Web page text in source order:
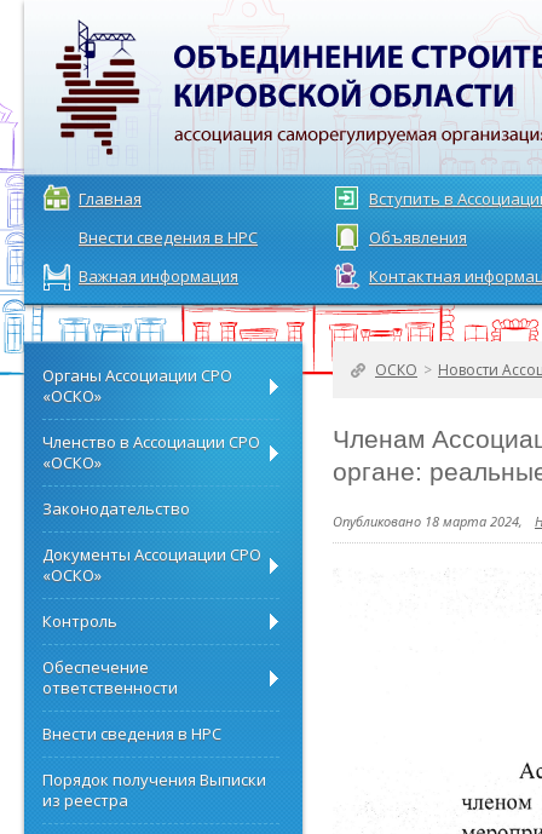
Главная
Вступить в
Внести сведения в НРС
Объявления
Важная информация
Контактная
ОСКО > Новости
Членам
органе:
Опубликовано 18 марта 2024,
Органы Ассоциации СРО
«ОСКО»
Членство в Ассоциации СРО
«ОСКО»
Законодательство
Документы Ассоциации СРО
«ОСКО»
Контроль
Обеспечение
ответственности
Внести сведения в НРС
Порядок получения Выписки
из реестра